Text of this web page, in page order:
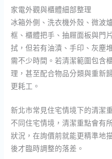
家電外觀與櫃體細部整理
冰箱外側、洗衣機外殼、微波
框、櫃體把手、抽屜面板與門
拭，但若有油漬、手印、灰塵
需不少時間。若清潔範圍包含
理，甚至配合物品分類與重新
更耗工。
新北市常見住宅情境下的清潔
不同住宅情境，清潔重點會有
狀況，在詢價前就能更精準地
後才臨時調整的落差。